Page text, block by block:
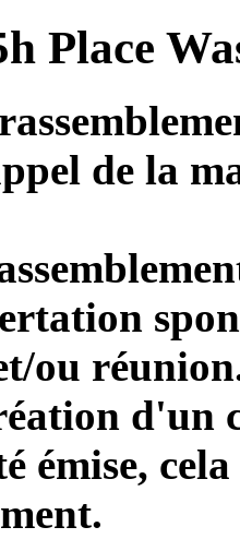
Place
de la
ou
d'un
émise,